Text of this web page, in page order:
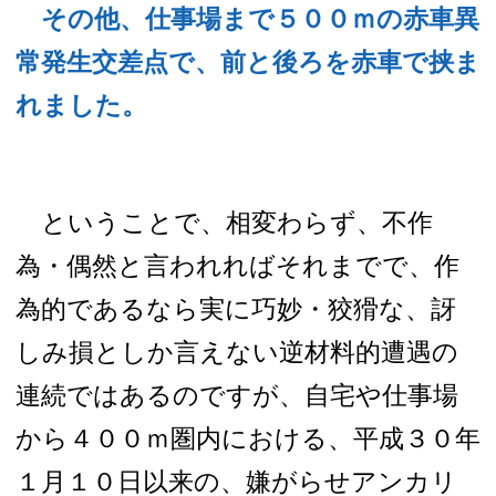
その他、仕事場まで５００ｍの赤車異
常発生交差点で、前と後ろを赤車で挟ま
れました。
ということで、相変わらず、不作
為・偶然と言われればそれまでで、作
為的であるなら実に巧妙・狡猾な、訝
しみ損としか言えない逆材料的遭遇の
連続ではあるのですが、自宅や仕事場
から４００ｍ圏内における、 平成３０年
１月１０日以来の、嫌がらせアンカリ